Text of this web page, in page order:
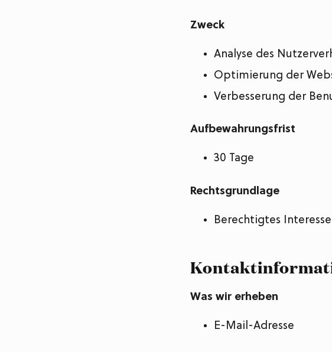
Zweck
Analyse des
Optimierung der
Verbesserung der
Aufbewahrungsfrist
30 Tage
Rechtsgrundlage
Berechtigtes Interesse
Was wir erheben
E-Mail-Adresse